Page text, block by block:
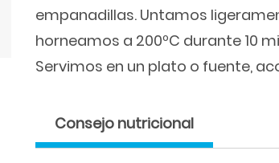
empanadillas. Untamos
horneamos a 200ºC durante 10
Servimos en un plato o fuente,
Consejo nutricional